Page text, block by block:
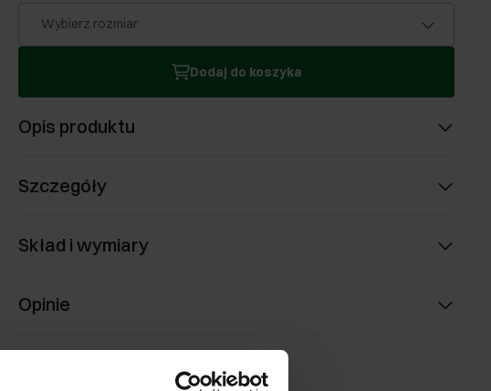
Wybierz rozmiar
Dodaj do koszyka
Opis produktu
Szczegóły
Skład i wymiary
Opinie